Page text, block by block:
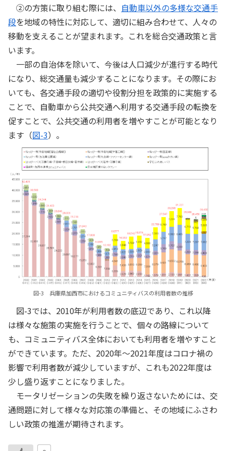
②の方策に取り組む際には、 自動車以外の多様な交通手
段を地域の特性に対応して、適切に組み合わせて、人々の
移動を支えることが望まれます。これを総合交通政策と言
います。
一部の自治体を除いて、今後は人口減少が進行する時代
になり、総交通量も減少することになります。その際にお
いても、各交通手段の適切や役割分担を政策的に実施する
ことで、自動車から公共交通へ利用する交通手段の転換を
促すことで、公共交通の利用者を増やすことが可能となり
ます（図-3）。
図-3 兵庫県加西市におけるコミュニティバスの利用者数の推移
図-3では、2010年が利用者数の底辺であり、これ以降
は様々な施策の実施を行うことで、個々の路線について
も、コミュニティバス全体においても利用者を増やすこと
ができています。ただ、2020年～2021年度はコロナ禍の
影響で利用者数が減少していますが、これも2022年度は
少し盛り返すことになりました。
モータリゼーションの失敗を繰り返さないためには、交
通問題に対して様々な対応策の準備と、その地域にふさわ
しい政策の推進が期待されます。